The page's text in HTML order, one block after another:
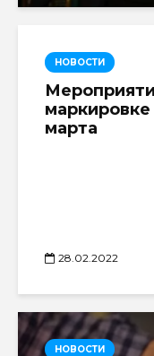
НОВОСТИ
маркировке
марта
28.02.2022
НОВОСТИ